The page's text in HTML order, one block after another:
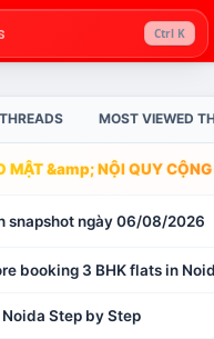
Ctrl K
MOST VIEWED
MẬT &amp; NỘI QUY
snapshot ngày 06/08/2026
booking 3 BHK flats in
Step by Step